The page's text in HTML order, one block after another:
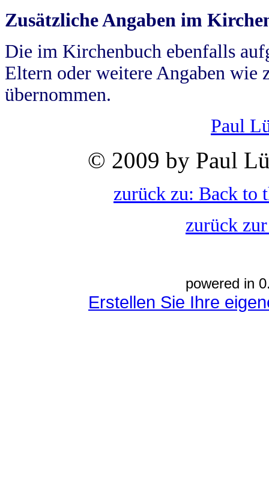
Zusätzliche Angaben im
Die im Kirchenbuch ebenfalls
Eltern oder weitere Angaben wie
übernommen.
Paul
© 2009 by Paul
zurück zu: Back to
zurück
powered in
Erstellen Sie Ihre